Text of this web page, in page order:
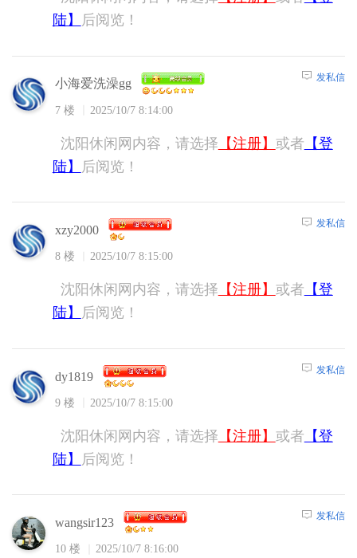
陆】
后阅览！
小海爱洗澡gg
7 楼 2025/10/7 8:14:00
发私信
沈阳休闲网内容，请选择 【注册】 或者 【登
陆】
后阅览！
xzy2000
8 楼 2025/10/7 8:15:00
发私信
沈阳休闲网内容，请选择 【注册】 或者 【登
陆】
后阅览！
dy1819
9 楼 2025/10/7 8:15:00
发私信
沈阳休闲网内容，请选择 【注册】 或者 【登
陆】
后阅览！
wangsir123
10 楼 2025/10/7 8:16:00
发私信